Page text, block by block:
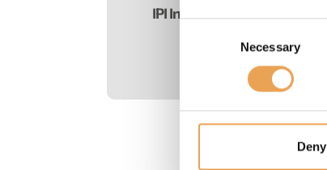
Necessary
Deny
IPI Industrial Print Integration
Düsseldorf - Neuss